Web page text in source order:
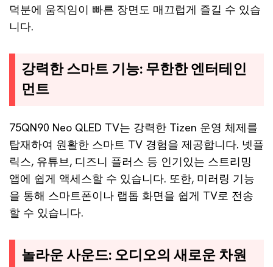
덕분에 움직임이 빠른 장면도 매끄럽게 즐길 수 있습
니다.
강력한 스마트 기능: 무한한 엔터테인
먼트
75QN90 Neo QLED TV는 강력한 Tizen 운영 체제를
탑재하여 원활한 스마트 TV 경험을 제공합니다. 넷플
릭스, 유튜브, 디즈니 플러스 등 인기있는 스트리밍
앱에 쉽게 액세스할 수 있습니다. 또한, 미러링 기능
을 통해 스마트폰이나 랩톱 화면을 쉽게 TV로 전송
할 수 있습니다.
놀라운 사운드: 오디오의 새로운 차원